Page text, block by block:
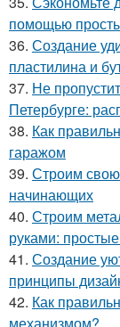
помощью
36. Создание
пластилина и
37. Не
Петербурге:
38. Как
гаражом
39. Строим свою
начинающих
40. Строим
руками:
41. Создание
принципы
42. Как
механизмом?